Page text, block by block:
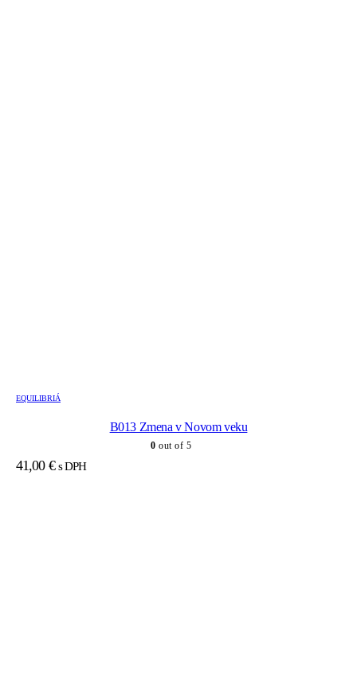
EQUILIBRIÁ
B013 Zmena v Novom veku
0 out of 5
41,00 € s DPH